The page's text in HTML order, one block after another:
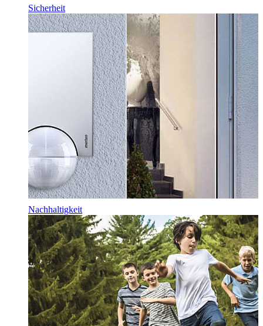
Sicherheit
Nachhaltigkeit